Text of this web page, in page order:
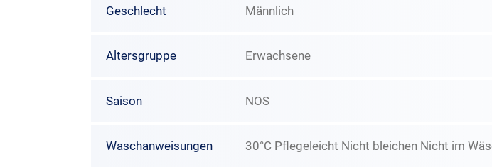
Geschlecht Männlich
Altersgruppe Erwachsene
Saison NOS
Waschanweisungen 30°C Pflegeleicht Nicht bleichen Nicht im